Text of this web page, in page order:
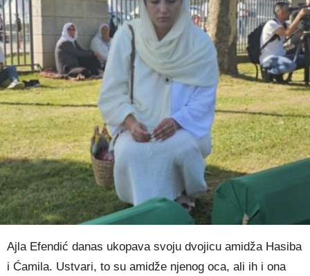
Ajla Efendić danas ukopava svoju dvojicu amidža Hasiba
i Ćamila. Ustvari, to su amidže njenog oca, ali ih i ona